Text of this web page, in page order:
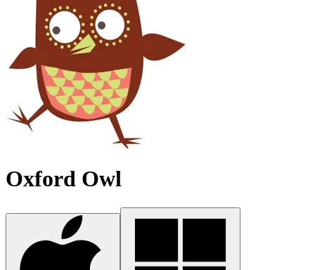
Oxford Owl